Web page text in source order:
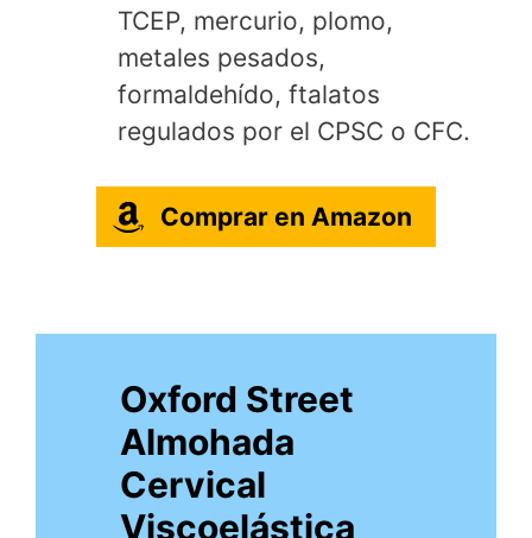
TCEP, mercurio, plomo,
metales pesados,
formaldehído, ftalatos
regulados por el CPSC o CFC.
Comprar en Amazon
Oxford Street
Almohada
Cervical
Viscoelástica